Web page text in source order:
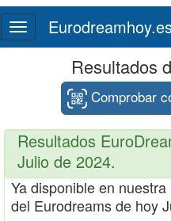
Toggle
navigation
Resultados
Comprobar
Resultados
Julio de 2024.
Ya disponible en
del Eurodreams de hoy